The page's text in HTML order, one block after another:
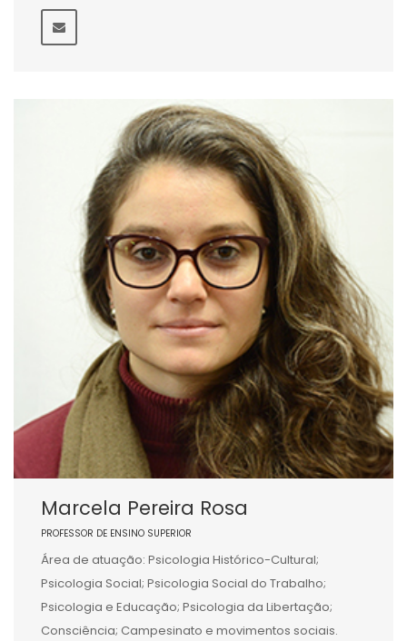
Marcela Pereira Rosa
PROFESSOR DE ENSINO SUPERIOR
Área de atuação: Psicologia Histórico-Cultural;
Psicologia Social; Psicologia Social do Trabalho;
Psicologia e Educação; Psicologia da Libertação;
Consciência; Campesinato e movimentos sociais.